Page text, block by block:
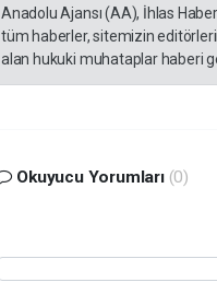
Anadolu Ajansı (AA), İhlas
tüm haberler, sitemizin
alan hukuki muhataplar haberi
Okuyucu Yorumları (0)